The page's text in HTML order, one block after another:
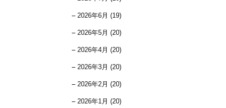
2026年6月 (19)
2026年5月 (20)
2026年4月 (20)
2026年3月 (20)
2026年2月 (20)
2026年1月 (20)